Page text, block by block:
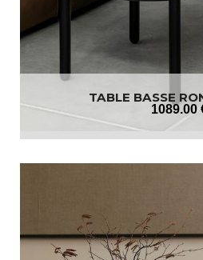
TABLE BASSE
1089.00